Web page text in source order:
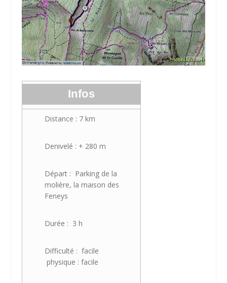
Infos
Distance : 7 km
Denivelé : + 280 m
Départ : Parking de la
molière, la maison des
Feneys
Durée : 3 h
Difficulté : facile
physique : facile